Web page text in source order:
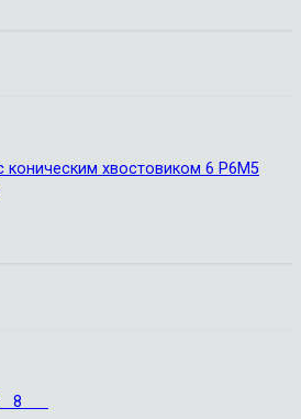
коническим хвостовиком 6 Р6М5
8